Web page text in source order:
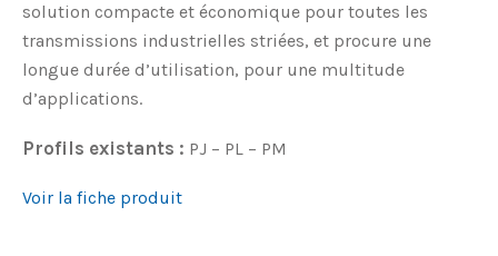
solution compacte et économique pour toutes les
transmissions industrielles striées, et procure une
longue durée d’utilisation, pour une multitude
d’applications.
Profils existants : PJ – PL – PM
Voir la fiche produit